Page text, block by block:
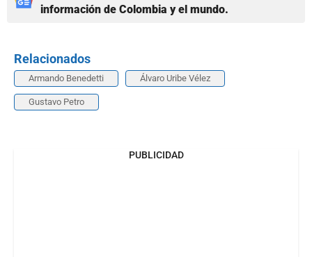
información de Colombia y el mundo.
Relacionados
Armando Benedetti Álvaro Uribe Vélez
Gustavo Petro
PUBLICIDAD